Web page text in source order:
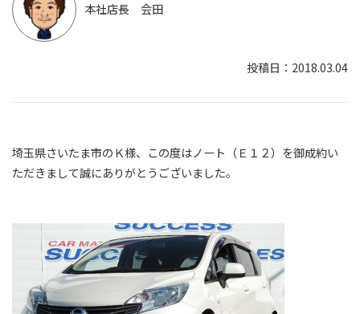
本社店長 会田
2018.03.04
埼玉県さいたま市のＫ様、この度はノート（Ｅ１２）を御成約い
ただきまして誠にありがとうございました。